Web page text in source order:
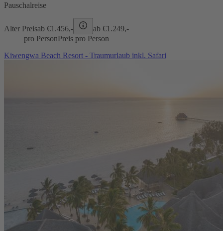
Pauschalreise
Alter Preisab €1.456,- ab €1.249,-
pro PersonPreis pro Person
Kiwengwa Beach Resort - Traumurlaub inkl. Safari